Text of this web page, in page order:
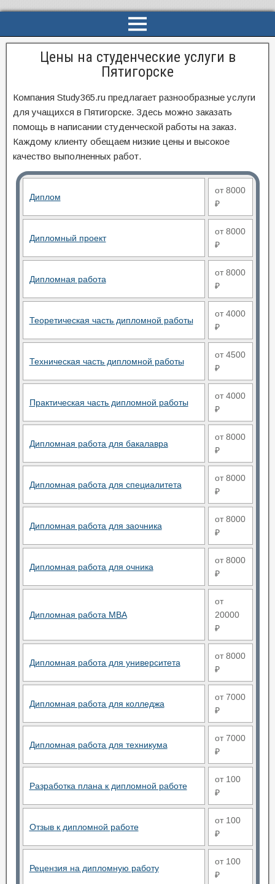
Цены на студенческие услуги в
Пятигорске
Компания Study365.ru предлагает разнообразные услуги
для учащихся в Пятигорске. Здесь можно заказать
помощь в написании студенческой работы на заказ.
Каждому клиенту обещаем низкие цены и высокое
качество выполненных работ.
Диплом
от 8000
₽
Дипломный проект
от 8000
₽
Дипломная работа
от 8000
₽
Теоретическая часть дипломной работы
от 4000
₽
Техническая часть дипломной работы
от 4500
₽
Практическая часть дипломной работы
от 4000
₽
Дипломная работа для бакалавра
от 8000
₽
Дипломная работа для специалитета
от 8000
₽
Дипломная работа для заочника
от 8000
₽
Дипломная работа для очника
от 8000
₽
Дипломная работа MBA
от
20000
₽
Дипломная работа для университета
от 8000
₽
Дипломная работа для колледжа
от 7000
₽
Дипломная работа для техникума
от 7000
₽
Разработка плана к дипломной работе
от 100
₽
Отзыв к дипломной работе
от 100
₽
Рецензия на дипломную работу
от 100
₽